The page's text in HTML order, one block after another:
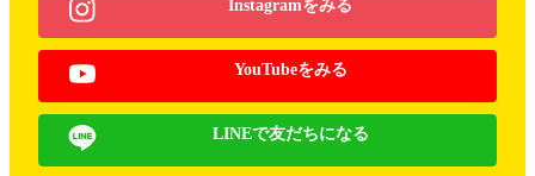
Instagramをみる
YouTubeをみる
LINEで友だちになる